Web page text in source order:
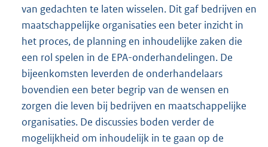
van gedachten te laten wisselen. Dit gaf bedrijven en
maatschappelijke organisaties een beter inzicht in
het proces, de planning en inhoudelijke zaken die
een rol spelen in de EPA-onderhandelingen. De
bijeenkomsten leverden de onderhandelaars
bovendien een beter begrip van de wensen en
zorgen die leven bij bedrijven en maatschappelijke
organisaties. De discussies boden verder de
mogelijkheid om inhoudelijk in te gaan op de